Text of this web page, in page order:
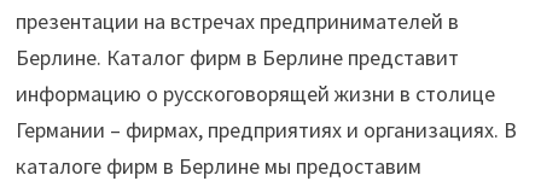
презентации на встречах предпринимателей в
Берлине. Каталог фирм в Берлине представит
информацию о русскоговорящей жизни в столице
Германии – фирмах, предприятиях и организациях. В
каталоге фирм в Берлине мы предоставим